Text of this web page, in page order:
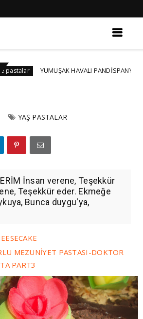
YUMUŞAK HAVALI PANDİSPANYA TARİFİ-PART1
YAŞ PASTALAR
İnsan verene, Teşekkür
Teşekkür eder. Ekmeğe
Bunca duygu'ya,
MEZUNİYET PASTASI-DOKTOR
PART3